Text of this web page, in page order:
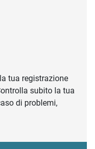
tua registrazione
subito la tua
di problemi,